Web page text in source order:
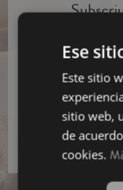
He llegit i
tractament de
Ese
Este sitio
sitio web,
de
cookies.